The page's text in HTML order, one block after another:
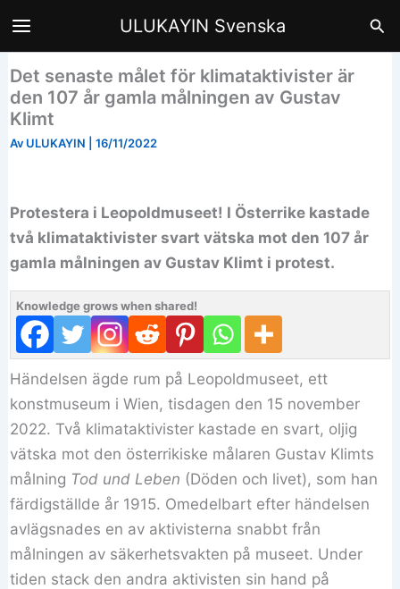
till
ULUKAYIN Svenska Sök
Det senaste målet för klimataktivister är
den 107 år gamla målningen av Gustav
Klimt
Av ULUKAYIN |16/11/2022
Protestera i Leopoldmuseet! I Österrike kastade
två klimataktivister svart vätska mot den 107 år
gamla målningen av Gustav Klimt i protest.
Knowledge grows when shared!
Händelsen ägde rum på Leopoldmuseet, ett
konstmuseum i Wien, tisdagen den 15 november
2022. Två klimataktivister kastade en svart, oljig
vätska mot den österrikiske målaren Gustav Klimts
målning Tod und Leben (Döden och livet), som han
färdigställde år 1915. Omedelbart efter händelsen
avlägsnades en av aktivisterna snabbt från
målningen av säkerhetsvakten på museet. Under
tiden stack den andra aktivisten sin hand på